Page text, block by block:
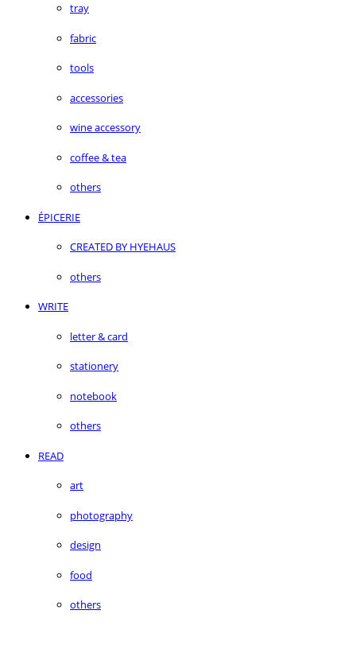
tray
fabric
tools
accessories
wine accessory
coffee & tea
others
ÉPICERIE
CREATED BY HYEHAUS
others
WRITE
letter & card
stationery
notebook
others
READ
art
photography
design
food
others